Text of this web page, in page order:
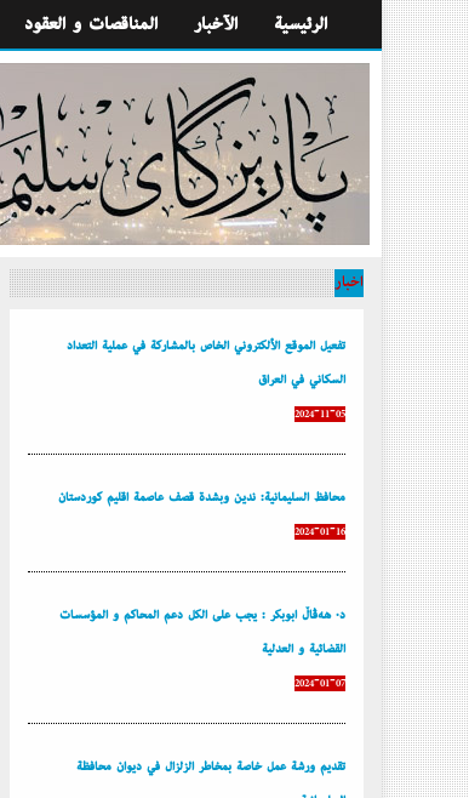
المناقصات و العقود الآخبار الرئيسية
أخبار
تفعيل الموقع الألكتروني الخاص بالمشاركة في عملية التعداد
السكاني في العراق
2024-11-05
محافظ السليمانية: ندين وبشدة قصف عاصمة إقليم كوردستان
2024-01-16
د. هەڤاڵ أبوبكر : يجب على الكل دعم المحاكم و المؤسسات
القضائية و العدلية
2024-01-07
تقديم ورشة عمل خاصة بمخاطر الزلزال في ديوان محافظة